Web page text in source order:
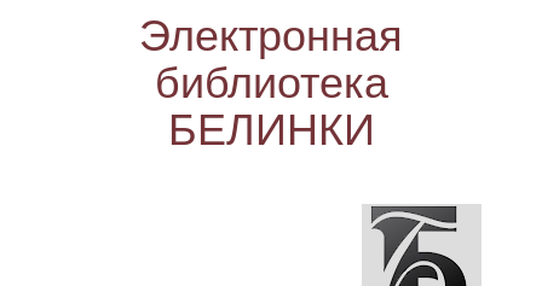
Электронная
библиотека
БЕЛИНКИ